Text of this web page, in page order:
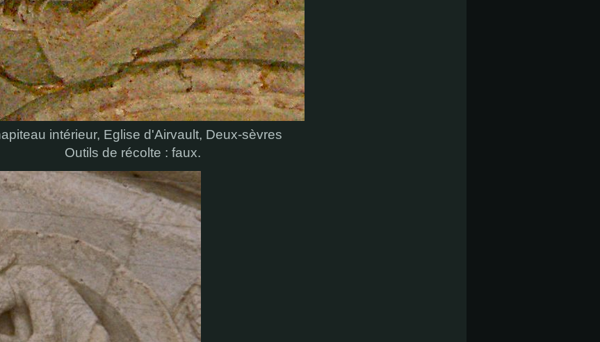
intérieur, Eglise d'Airvault, Deux-sèvres
Outils de récolte : faux.